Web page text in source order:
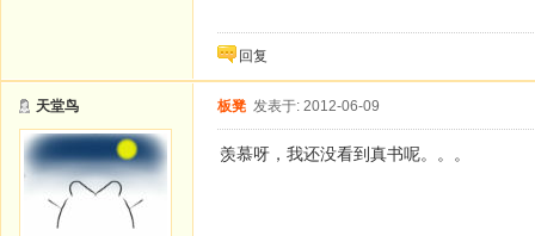
回复
天堂鸟 板凳 发表于: 2012-06-09
羡慕呀，我还没看到真书呢。。。